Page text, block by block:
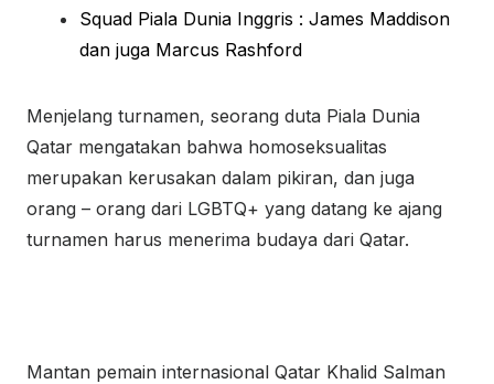
Squad Piala Dunia Inggris : James Maddison
dan juga Marcus Rashford
Menjelang turnamen, seorang duta Piala Dunia
Qatar mengatakan bahwa homoseksualitas
merupakan kerusakan dalam pikiran, dan juga
orang – orang dari LGBTQ+ yang datang ke ajang
turnamen harus menerima budaya dari Qatar.
Mantan pemain internasional Qatar Khalid Salman